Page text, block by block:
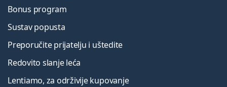
Bonus program
Sustav popusta
Preporučite prijatelju i uštedite
Redovito slanje leća
Lentiamo, za održivije kupovanje